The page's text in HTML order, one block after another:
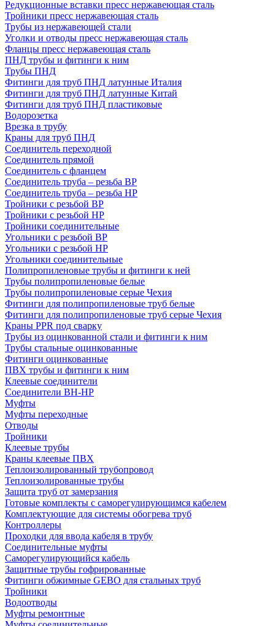
Редукционные вставки пресс нержавеющая сталь
Тройники пресс нержавеющая сталь
Трубы из нержавеющей стали
Уголки и отводы пресс нержавеющая сталь
Фланцы пресс нержавеющая сталь
ПНД трубы и фитинги к ним
Трубы ПНД
Фитинги для труб ПНД латунные Италия
Фитинги для труб ПНД латунные Китай
Фитинги для труб ПНД пластиковые
Водорозетка
Врезка в трубу
Краны для труб ПНД
Соединитель переходной
Соединитель прямой
Соединитель с фланцем
Соединитель труба – резьба ВР
Соединитель труба – резьба НР
Тройники с резьбой ВР
Тройники с резьбой НР
Тройники соединительные
Угольники с резьбой ВР
Угольники с резьбой НР
Угольники соединительные
Полипропиленовые трубы и фитинги к ней
Трубы полипропиленовые белые
Трубы полипропиленовые серые Чехия
Фитинги для полипропиленовые труб белые
Фитинги для полипропиленовые труб серые Чехия
Краны PPR под сварку
Трубы из оцинкованной стали и фитинги к ним
Трубы стальные оцинкованные
Фитинги оцинкованные
ПВХ трубы и фитинги к ним
Клеевые соединители
Соединители ВН-НР
Муфты
Муфты переходные
Отводы
Тройники
Клеевые трубы
Краны клеевые ПВХ
Теплоизолированный трубопровод
Теплоизолированные трубы
Защита труб от замерзания
Готовые комплекты с саморегулирующимся кабелем
Комплектующие для системы обогрева труб
Контроллеры
Проходки для ввода кабеля в трубу
Соединительные муфты
Саморегулирующийся кабель
Защитные трубы гофрированные
Фитинги обжимные GEBO для стальных труб
Тройники
Водоотводы
Муфты ремонтные